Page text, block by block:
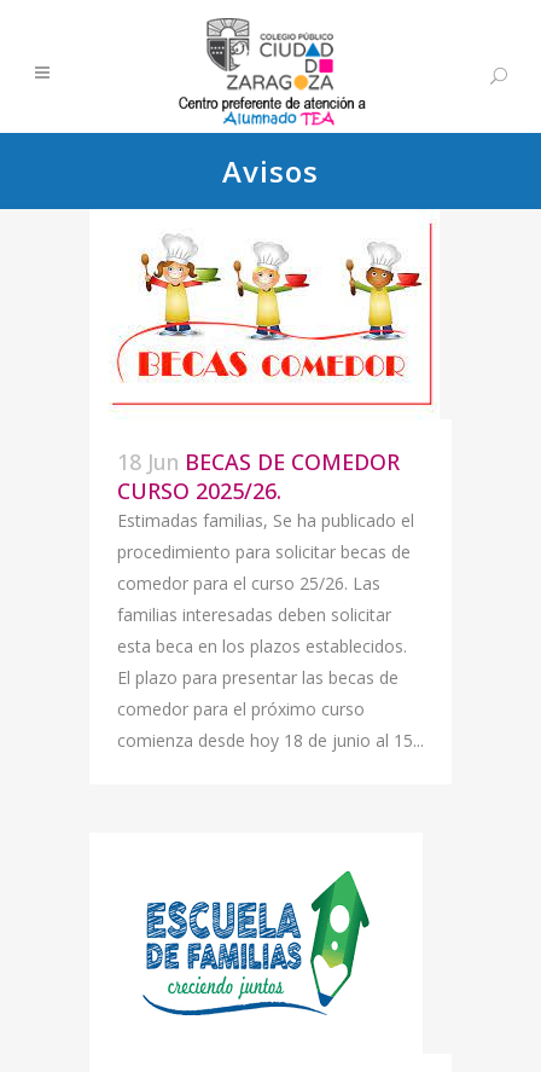
Avisos
18 Jun BECAS DE COMEDOR
CURSO 2025/26.
Estimadas familias, Se ha publicado el
procedimiento para solicitar becas de
comedor para el curso 25/26. Las
familias interesadas deben solicitar
esta beca en los plazos establecidos.
El plazo para presentar las becas de
comedor para el próximo curso
comienza desde hoy 18 de junio al 15...